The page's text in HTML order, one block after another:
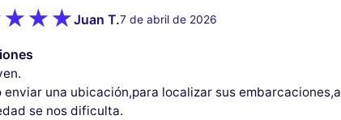
Juan T.7 de abril de 2026
enviar una ubicación,para localizar sus embarcaciones,a
se nos dificulta.